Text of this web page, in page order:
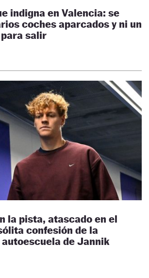
indigna en Valencia: se
coches aparcados y ni un
salir
la pista, atascado en el
confesión de la
de Jannik